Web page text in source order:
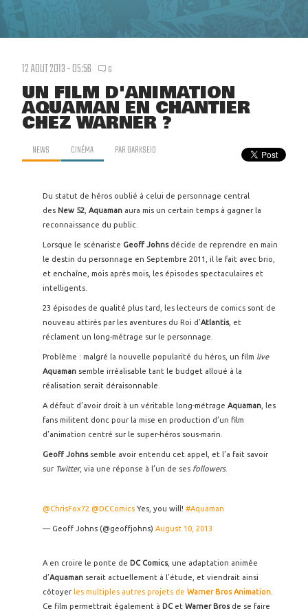
12 AOUT 2013 - 05:56 6
UN FILM D'ANIMATION
AQUAMAN EN CHANTIER
CHEZ WARNER ?
NEWS CINÉMA PARDARKSEID
Du statut de héros oublié à celui de personnage central
des New 52 Aquaman aura mis un certain temps à gagner la
reconnaissance du public.
Lorsque le scénariste Geoff Johnsdécide de reprendre en main
le destin du personnage en Septembre 2011, il le fait avec brio,
et enchaîne, mois après mois, les épisodes spectaculaires et
intelligents.
23 épisodes de qualité plus tard, les lecteurs de comics sont de
nouveau attirés par les aventures du Roi d’Atlantis, et
réclament un long-métrage sur le personnage.
Problème : malgré la nouvelle popularité du héros, un film live
Aquaman semble irréalisable tant le budget alloué à la
réalisation serait déraisonnable.
A défaut d’avoir droit à un véritable long-métrage Aquaman , les
fans militent donc pour la mise en production d’un film
d’animation centré sur le super-héros sous-marin.
Geoff Johnssemble avoir entendu cet appel, et l’a fait savoir
sur Twitter, via une réponse à l’un de ses followers.
@ChrisFox72 @DCComics Yes, you will! #Aquaman
— Geoff Johns (@geoffjohns) August 10, 2013
A en croire le ponte de DC Comics, une adaptation animée
d’Aquaman serait actuellement à l’étude, et viendrait ainsi
côtoyer les multiples autres projets de Warner Bros Animation
Ce film permettrait également à DC et Warner Brosde se faire